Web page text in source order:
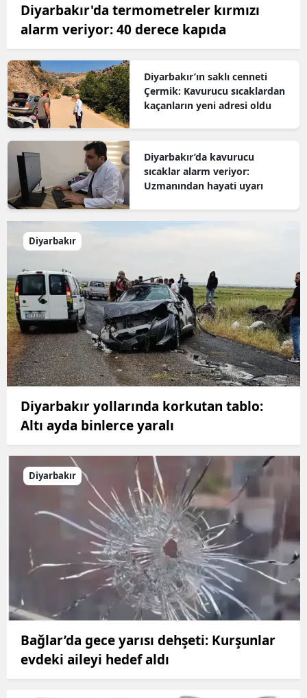
Diyarbakır'da termometreler kırmızı
alarm veriyor: 40 derece kapıda
Diyarbakır’ın saklı cenneti
Çermik: Kavurucu sıcaklardan
kaçanların yeni adresi oldu
Diyarbakır’da kavurucu
sıcaklar alarm veriyor:
Uzmanından hayati uyarı
Diyarbakır
Diyarbakır yollarında korkutan tablo:
Altı ayda binlerce yaralı
Diyarbakır
Bağlar’da gece yarısı dehşeti: Kurşunlar
evdeki aileyi hedef aldı